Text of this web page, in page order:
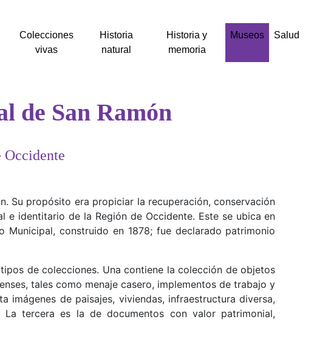
Colecciones
vivas
Historia
natural
Historia y
memoria
Museos Salud
de San Ramón
Occidente
Su propósito era propiciar la recuperación, conservación
identitario de la Región de Occidente. Este se ubica en
construido en 1878; fue declarado patrimonio
de colecciones. Una contiene la colección de objetos
tales como menaje casero, implementos de trabajo y
imágenes de paisajes, viviendas, infraestructura diversa,
La tercera es la de documentos con valor patrimonial,